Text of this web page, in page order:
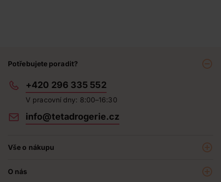
Potřebujete poradit?
+420 296 335 552
V pracovní dny: 8:00–16:30
info@tetadrogerie.cz
Vše o nákupu
O nás